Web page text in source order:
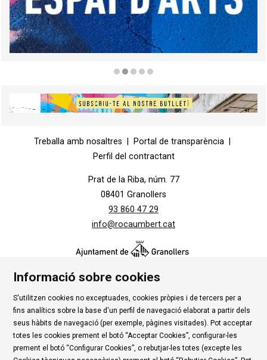
Treballa amb nosaltres
Portal de transparència
Perfil del contractant
Prat de la Riba, núm. 77
08401 Granollers
93 860 47 29
info@rocaumbert.cat
Contacte | Instància Genèrica | Alta Tercers
|
Ús de Cookies
| Política de privadesa | Avís Legal
|
Condicions d'ús Roca Umbert
Informació sobre cookies
S'utilitzen cookies no exceptuades, cookies pròpies i de tercers per a
fins analítics sobre la base d'un perfil de navegació elaborat a partir dels
seus hàbits de navegació (per exemple, pàgines visitades). Pot acceptar
totes les cookies prement el botó “Acceptar Cookies”, configurar-les
prement el botó “Configurar Cookies”, o rebutjar-les totes (excepte les